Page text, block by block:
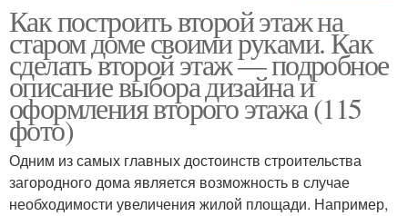
Мансардный этаж
Как построить второй этаж на
старом доме своими руками. Как
сделать второй этаж — подробное
описание выбора дизайна и
оформления второго этажа (115
фото)
Одним из самых главных достоинств строительства
загородного дома является возможность в случае
необходимости увеличения жилой площади. Например,